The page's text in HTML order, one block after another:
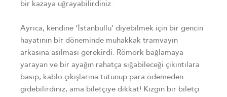
bir kazaya uğrayabilirdiniz.
Ayrıca, kendine ‘İstanbullu’ diyebilmek için bir gencin
hayatının bir döneminde muhakkak tramvayın
arkasına asılması gerekirdi. Römork bağlamaya
yarayan ve bir ayağın rahatça sığabileceği çıkıntılara
basıp, kablo çıkışlarına tutunup para ödemeden
gidebilirdiniz, ama biletçiye dikkat! Kızgın bir biletçi